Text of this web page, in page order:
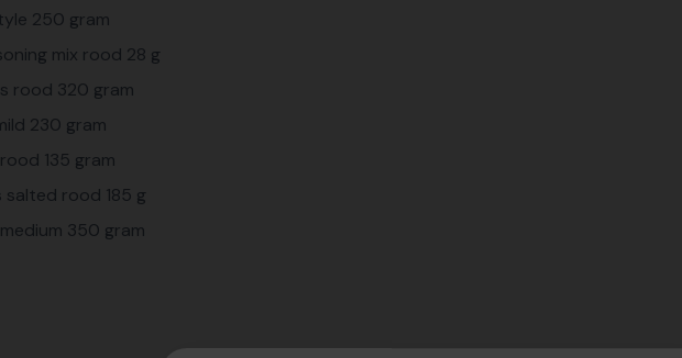
250 gram
mix rood 28 g
rood 320 gram
230 gram
135 gram
rood 185 g
350 gram